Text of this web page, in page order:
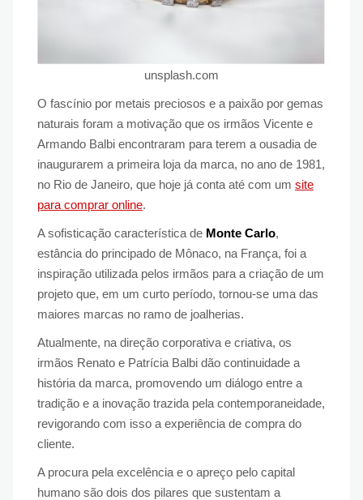
unsplash.com
O fascínio por metais preciosos e a paixão por gemas
naturais foram a motivação que os irmãos Vicente e
Armando Balbi encontraram para terem a ousadia de
inaugurarem a primeira loja da marca, no ano de 1981,
no Rio de Janeiro, que hoje já conta até com um site
para comprar online.
A sofisticação característica de Monte Carlo,
estância do principado de Mônaco, na França, foi a
inspiração utilizada pelos irmãos para a criação de um
projeto que, em um curto período, tornou-se uma das
maiores marcas no ramo de joalherias.
Atualmente, na direção corporativa e criativa, os
irmãos Renato e Patrícia Balbi dão continuidade a
história da marca, promovendo um diálogo entre a
tradição e a inovação trazida pela contemporaneidade,
revigorando com isso a experiência de compra do
cliente.
A procura pela excelência e o apreço pelo capital
humano são dois dos pilares que sustentam a